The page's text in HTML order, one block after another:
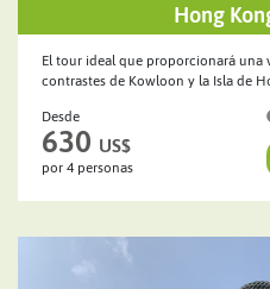
Hong
El tour ideal que proporcionará una
contrastes de Kowloon y la Isla de
Desde
630 US$
por 4 personas